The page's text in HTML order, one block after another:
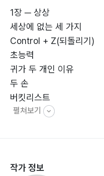
1장 ─ 상상
세상에 없는 세 가지
Control + Z(되돌리기)
초능력
귀가 두 개인 이유
두 손
버킷리스트
입은 닫고 지갑은 여는 어른
박물관 사장님
펼쳐보기
작가 정보